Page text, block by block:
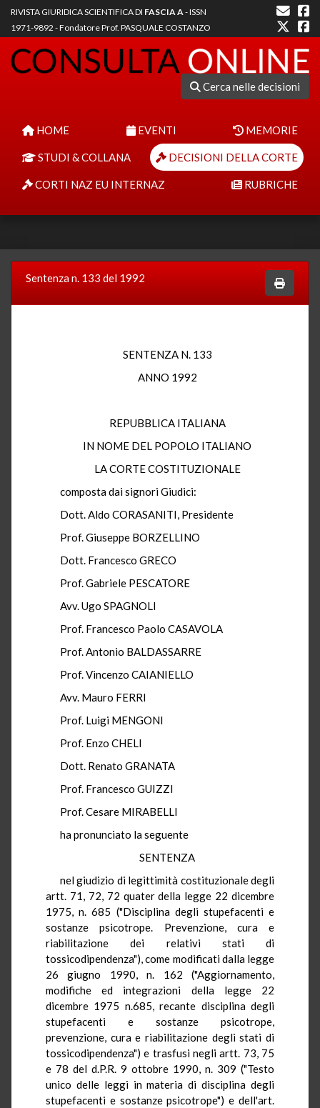
RIVISTA GIURIDICA SCIENTIFICA DI FASCIA A- ISSN
1971-9892 - Fondatore Prof. PASQUALE COSTANZO
Cerca nelle decisioni
HOME EVENTI MEMORIE
STUDI & COLLANA DECISIONI DELLA CORTE
CORTI NAZ EU INTERNAZ RUBRICHE
Sentenza n. 133 del 1992
SENTENZA N. 133
ANNO 1992
REPUBBLICA ITALIANA
IN NOME DEL POPOLO ITALIANO
LA CORTE COSTITUZIONALE
composta dai signori Giudici:
Dott. Aldo CORASANITI, Presidente
Prof. Giuseppe BORZELLINO
Dott. Francesco GRECO
Prof. Gabriele PESCATORE
Avv. Ugo SPAGNOLI
Prof. Francesco Paolo CASAVOLA
Prof. Antonio BALDASSARRE
Prof. Vincenzo CAIANIELLO
Avv. Mauro FERRI
Prof. Luigi MENGONI
Prof. Enzo CHELI
Dott. Renato GRANATA
Prof. Francesco GUIZZI
Prof. Cesare MIRABELLI
ha pronunciato la seguente
SENTENZA
nel giudizio di legittimità costituzionale degli
artt. 71, 72, 72 quater della legge 22 dicembre
1975, n. 685 ("Disciplina degli stupefacenti e
sostanze psicotrope. Prevenzione, cura e
riabilitazione dei relativi stati di
tossicodipendenza"), come modificati dalla legge
26 giugno 1990, n. 162 ("Aggiornamento,
modifiche ed integrazioni della legge 22
dicembre 1975 n.685, recante disciplina degli
stupefacenti e sostanze psicotrope,
prevenzione, cura e riabilitazione degli stati di
tossicodipendenza") e trasfusi negli artt. 73, 75
e 78 del d.P.R. 9 ottobre 1990, n. 309 ("Testo
unico delle leggi in materia di disciplina degli
stupefacenti e sostanze psicotrope") e dell'art.